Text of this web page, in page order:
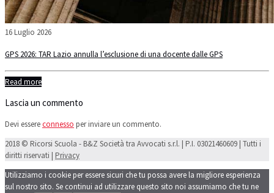
16 Luglio 2026
GPS 2026: TAR Lazio annulla l’esclusione di una docente dalle GPS
Read more
Lascia un commento
Devi essereconnesso per inviare un commento.
2018 © Ricorsi Scuola - B&Z Società tra Avvocati s.r.l. | P.I. 03021460609 | Tutti i
diritti riservati | Privacy
Utilizziamo i cookie per essere sicuri che tu possa avere la migliore esperienza
sul nostro sito. Se continui ad utilizzare questo sito noi assumiamo che tu ne